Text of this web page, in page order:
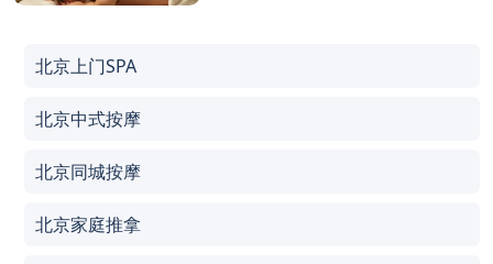
北京上门SPA
北京中式按摩
北京同城按摩
北京家庭推拿